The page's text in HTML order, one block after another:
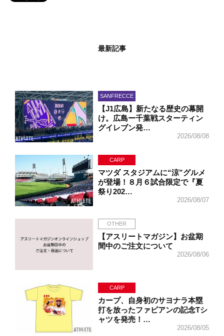
最新記事
SANFRECCE
【J1広島】新たなる歴史の幕開
け。広島ー千葉戦スターティン
グイレブン発…
2026/08/08
CARP
マツダ スタジアムに“涼”グルメ
が登場！８月６試合限定で『夏
祭り202…
2026/08/07
OTHER
【アスリートマガジン】お盆期
間中のご注文について
2026/08/06
CARP
カープ、自身初のサヨナラ本塁
打を放ったファビアンの記念Tシ
ャツを発売！…
2026/08/05